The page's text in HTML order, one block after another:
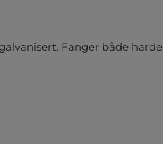
Fanger både